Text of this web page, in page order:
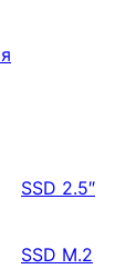
SSD 2.5″
SSD M.2